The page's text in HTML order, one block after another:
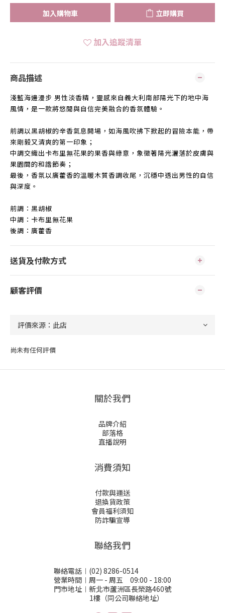
加入購物車 立即購買
加入追蹤清單
商品描述
淺藍海邊漫步 男性淡香精，靈感來自義大利南部陽光下的地中海
風情，是一款將悠閒與自信完美融合的香氛體驗。
前調以黑胡椒的辛香氣息開場，如海風吹拂下掀起的冒險本能，帶
來剛毅又清爽的第一印象；
中調交織出卡布里無花果的果香與綠意，象徵著陽光灑落於皮膚與
果園間的和諧節奏；
最後，香氛以廣藿香的溫暖木質香調收尾，沉穩中透出男性的自信
與深度。
前調：黑胡椒
中調：卡布里無花果
後調：廣藿香
送貨及付款方式
顧客評價
尚未有任何評價
關於我們
品牌介紹
部落格
直播說明
消費須知
付款與運送
退換貨政策
會員福利須知
防詐騙宣導
聯絡我們
聯絡電話︱(02) 8286-0514
營業時間︱周一 - 周五 09:00 - 18:00
門市地址︱新北市蘆洲區長榮路460號
1樓（同公司聯絡地址）